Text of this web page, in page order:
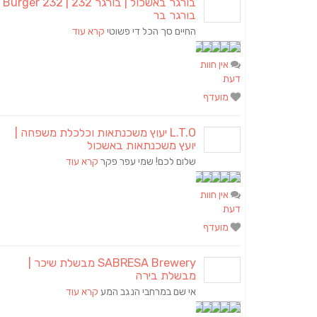
בורגר בר
החיים סך הכל די פשוטי קרא עוד
אין חוות
דעת
מועדף
L.T.O יעוץ משכנתאות וכלכלת משפחה |
יועץ משכנתאות באשכול
שלום לכם! שמי עפר פקר קרא עוד
אין חוות
דעת
מועדף
SABRESA Brewery מבשלת שיכר |
מבשלת בירה
אי שם במרחבי הנגב המע קרא עוד